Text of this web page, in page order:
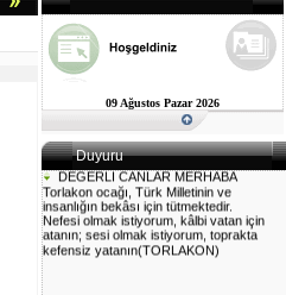
09 Ağustos Pazar 2026
Duyuru
DEĞERLİ CANLAR MERHABA
Torlakon ocağı, Türk Milletinin ve
insanlığın bekâsı için tütmektedir.
Nefesi olmak istiyorum, kâlbi vatan için
atanın; sesi olmak istiyorum, toprakta
kefensiz yatanın(TORLAKON)